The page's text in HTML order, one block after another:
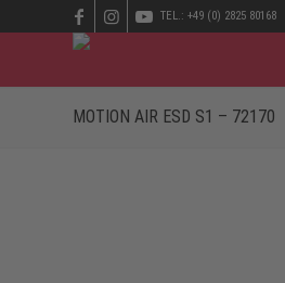
TEL.: +49 (0) 2825 80168
MOTION AIR ESD S1 – 72170